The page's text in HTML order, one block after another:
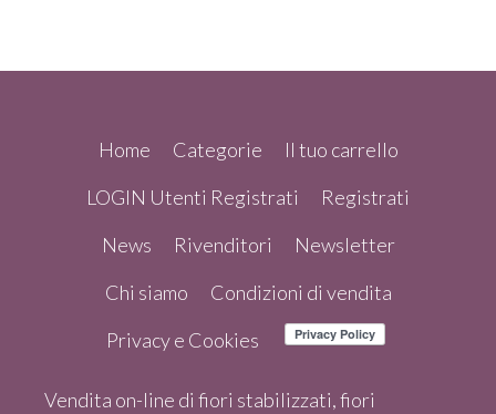
Home Categorie
Il tuo carrello
LOGIN Utenti Registrati
Registrati
News
Rivenditori
Newsletter
Chi siamo
Condizioni di vendita
Privacy e Cookies
Vendita on-line di fiori stabilizzati, fiori